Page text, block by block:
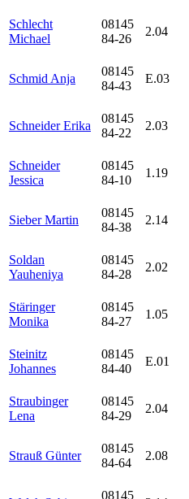
Schlecht
Michael
08145
84-26
2.04
Schmid Anja
08145
84-43
E.03
Schneider Erika
08145
84-22
2.03
Schneider
Jessica
08145
84-10
1.19
Sieber Martin
08145
84-38
2.14
Soldan
Yauheniya
08145
84-28
2.02
Stäringer
Monika
08145
84-27
1.05
Steinitz
Johannes
08145
84-40
E.01
Straubinger
Lena
08145
84-29
2.04
Strauß Günter
08145
84-64
2.08
08145